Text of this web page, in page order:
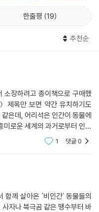
동물을 소외시켰던 ‘인간’ 중
절반 이상은 동물이 주인공이
기 위해, 세상을 바라보는 그
역사 서술을 시도한다.
했다. 약 1,000만 종에 이르는
간과 밀접한 관계를 맺은 100가
새부터 바퀴벌레와 지렁이에
의 주인공들을 다시 소환한다.
구상에서 동물들과 공생하는
한줄평 19
추천순
소장하려고 종이책으로 구매했
이 동물에
로운 세계의 과거로부터 인류
1 댓글0
함께 살아온 '비인간' 동물들의
자나 북극곰 같은 맹수부터 바